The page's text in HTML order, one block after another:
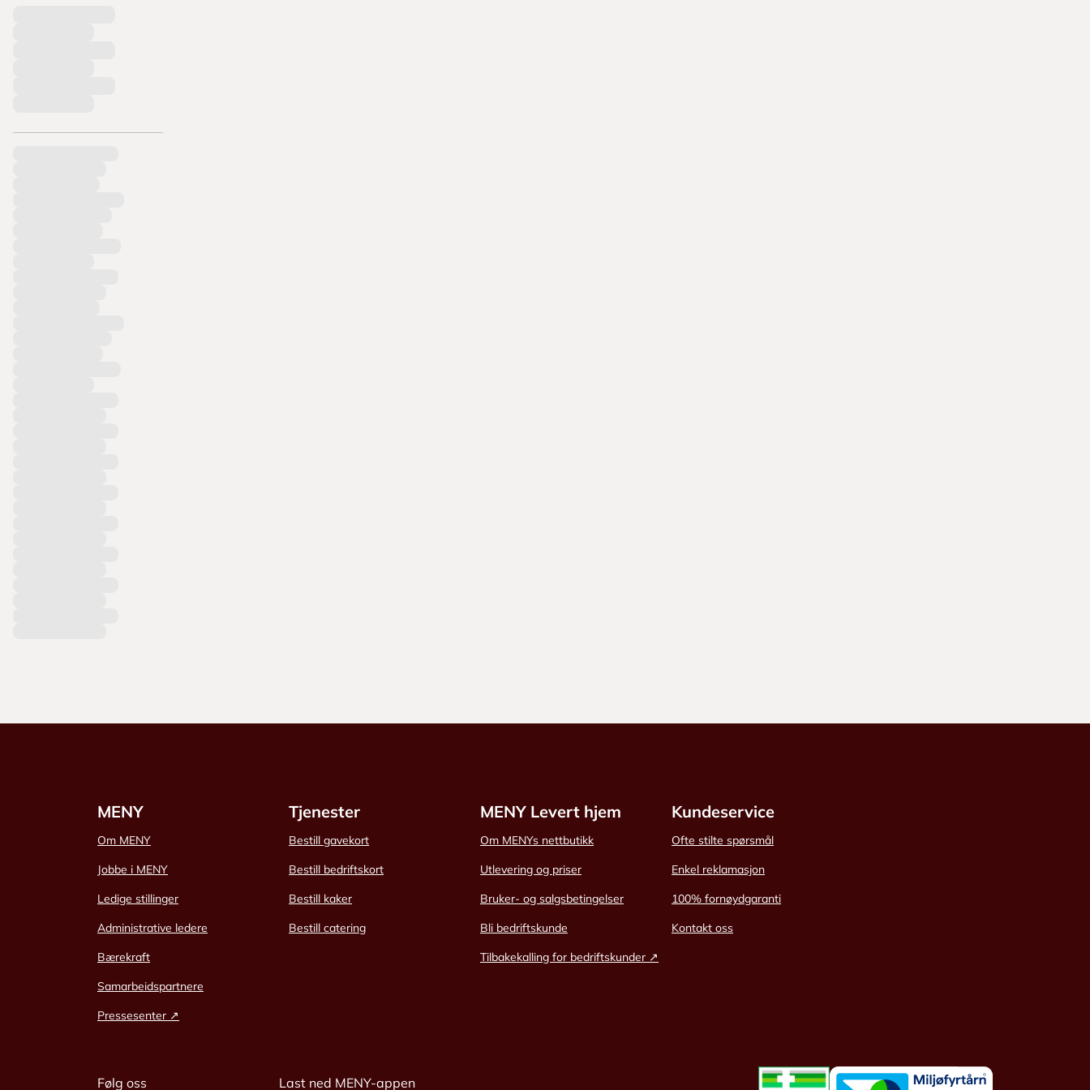
MENY
Om MENY
Jobbe i MENY
Ledige stillinger
Administrative ledere
Bærekraft
Samarbeidspartnere
Pressesenter ↗
Tjenester
Bestill gavekort
Bestill bedriftskort
Bestill kaker
Bestill catering
MENY Levert hjem
Om MENYs nettbutikk
Utlevering og priser
Bruker- og salgsbetingelser
Bli bedriftskunde
Tilbakekalling for bedriftskunder ↗
Kundeservice
Ofte stilte spørsmål
Enkel reklamasjon
100% fornøydgaranti
Kontakt oss
Følg oss Last ned MENY-appen